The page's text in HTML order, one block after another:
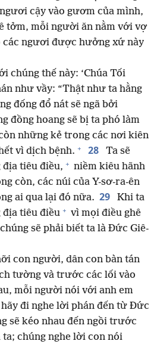
cậy vào gươm của mình,
tởm, mỗi người ăn nằm với vợ
các ngươi được hưởng xứ này
chúng thế này: ‘Chúa Tối
như vầy: “Thật như ta hằng
đống đổ nát sẽ ngã bởi
đồng hoang sẽ bị ta phó làm
những kẻ trong các nơi kiên
vì dịch bệnh. + 28
Ta sẽ
địa tiêu điều, + niềm kiêu hãnh
còn, các núi của Y-sơ-ra-ên
ai qua lại đó nữa. 29
Khi ta
địa tiêu điều + vì mọi điều ghê
chúng sẽ phải biết ta là Đức Giê-
con người, dân con bàn tán
tường và trước các lối vào
mỗi người nói với anh em
hãy đi nghe lời phán đến từ Đức
sẽ kéo nhau đến ngồi trước
chúng nghe lời con nói